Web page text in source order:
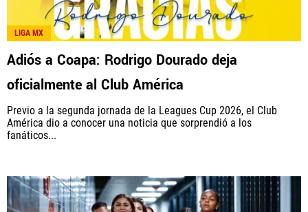
LIGA MX
Adiós a Coapa: Rodrigo Dourado deja
oficialmente al Club América
Previo a la segunda jornada de la Leagues Cup 2026, el Club
América dio a conocer una noticia que sorprendió a los
fanáticos...